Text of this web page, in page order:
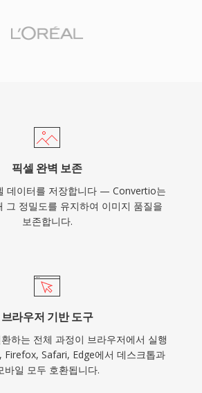
픽셀 완벽 보존
데이터를 저장합니다 — Convertio는
그 정밀도를 유지하여 이미지 품질을
보존합니다.
브라우저 기반 도구
하는 전체 과정이 브라우저에서 실행
Firefox, Safari, Edge에서 데스크톱과
바일 모두 호환됩니다.